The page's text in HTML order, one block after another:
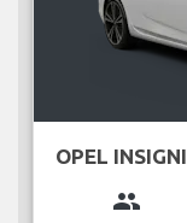
OPEL
group